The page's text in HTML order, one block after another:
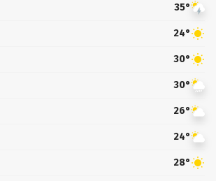
35°
24°
30°
30°
26°
24°
28°